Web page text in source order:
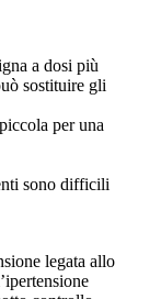
a dosi più
sostituire gli
per una
sono difficili
legata allo